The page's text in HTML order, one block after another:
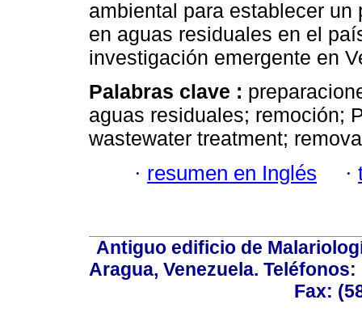
ambiental para establecer
en aguas residuales en el
investigación emergente en
Palabras clave :
aguas residuales; remoción;
wastewater treatment;
· resumen en Inglés ·
Antiguo edificio de
Aragua, Venezuela. Teléfonos:
Fax: